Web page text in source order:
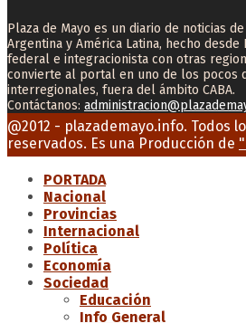
Plaza de Mayo es un diario de noticias
Argentina y América Latina, hecho
federal e integracionista con otras
convierte al portal en uno de los pocos
interregionales, fuera del ámbito CABA.
Contáctanos:
Facebook
Twitter
Instagram
Youtube
Email
@2012 - plazademayo.info. Todos
reservados. Es una Producción de
PORTADA
Nacional
Provincias
Internacional
Política
Economía
Sociedad
Educación
Info General